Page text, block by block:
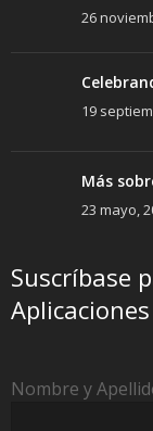
26
19
Más
23 mayo,
Suscríbase
Aplicaciones
Nombre y